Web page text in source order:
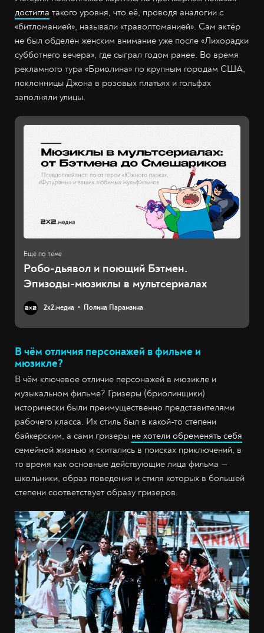
достигла такого уровня, что её, проводя аналогии с
«битломанией», называли «траволтоманией». Сам актёр
не был обделён женским внимание уже после «Лихорадки
субботнего вечера», где сыграл годом ранее. Во время
рекламного тура «Бриолина» по крупным городам США,
поклонницы Джона в розовых платьях и гольфах
заполняли улицы.
Робо-дьявол и поющий Бэтмен.
Эпизоды-мюзиклы в мультсериалах
2х2.медиа Полина Парамзина
В чём отличия персонажей в фильме и
мюзикле?
В чём ключевое отличие персонажей в мюзикле и
музыкальном фильме? Гризеры (бриолинщики)
исторически были преимущественно представителями
рабочего класса. Их стиль был в какой-то степени
байкерским, а сами гризеры не хотели обременять себя
семейной жизнью и скитались в поисках приключений, в
то время как основные действующие лица фильма —
школьники, образ поведения и стиля которых в большей
степени соответствует образу гризеров.